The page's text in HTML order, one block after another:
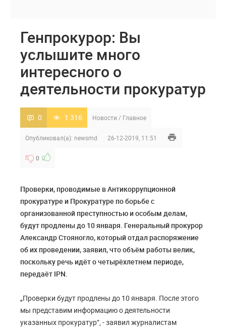
Генпрокурор: Вы
услышите много
интересного о
деятельности прокуратур
0 1 316 Новости / Главное
Опубликовал(а): newsmd 26-12-2019, 11:51
0
Проверки, проводимые в Антикоррупционной
прокуратуре и Прокуратуре по борьбе с
организованной преступностью и особым делам,
будут продлены до 10 января. Генеральный прокурор
Александр Стояногло, который отдал распоряжение
об их проведении, заявил, что объём работы велик,
поскольку речь идёт о четырёхлетнем периоде,
передаёт IPN.
„Проверки будут продлены до 10 января. После этого
мы представим информацию о деятельности
указанных прокуратур”, - заявил журналистам